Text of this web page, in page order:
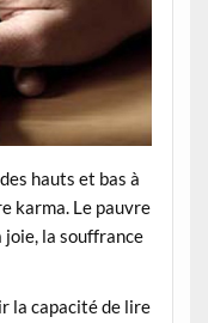
hauts et bas à
karma. Le pauvre
joie, la souffrance
la capacité de lire